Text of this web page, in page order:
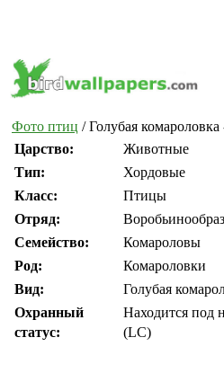
Фото птиц / Голубая
Царство:
Животные
Тип:
Хордовые
Класс:
Птицы
Отряд:
Семейство:
Комароловы
Род:
Комароловки
Вид:
Голубая
Охранный
статус:
Находится под
(LC)